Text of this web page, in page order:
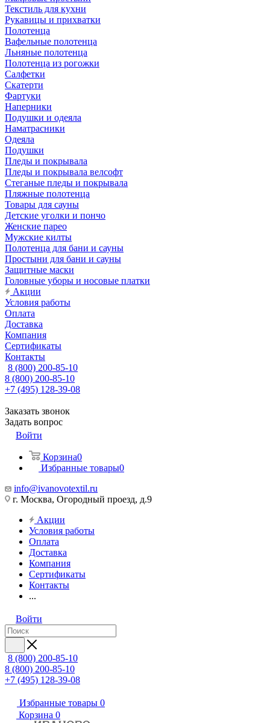
Текстиль для кухни
Рукавицы и прихватки
Полотенца
Вафельные полотенца
Льняные полотенца
Полотенца из рогожки
Салфетки
Скатерти
Фартуки
Наперники
Подушки и одеяла
Наматрасники
Одеяла
Подушки
Пледы и покрывала
Пледы и покрывала велсофт
Стеганые пледы и покрывала
Пляжные полотенца
Товары для сауны
Детские уголки и пончо
Женские парео
Мужские килты
Полотенца для бани и сауны
Простыни для бани и сауны
Защитные маски
Головные уборы и носовые платки
Акции
Условия работы
Оплата
Доставка
Компания
Сертификаты
Контакты
8 (800) 200-85-10
8 (800) 200-85-10
+7 (495) 128-39-08
Заказать звонок
Задать вопрос
Войти
Корзина0
Избранные товары0
info@ivanovotextil.ru
г. Москва, Огородный проезд, д.9
Акции
Условия работы
Оплата
Доставка
Компания
Сертификаты
Контакты
...
Войти
8 (800) 200-85-10
8 (800) 200-85-10
+7 (495) 128-39-08
Избранные товары 0
Корзина 0